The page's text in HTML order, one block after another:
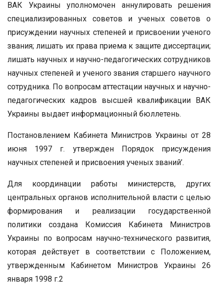
ВАК Украины уполномочен аннулировать решения
специализированных советов и ученых советов о
присуждении научных степеней и присвоении ученого
звания; лишать их права приема к защите диссертации;
лишать научных и научно-педагогических сотрудников
научных степеней и ученого звания старшего научного
сотрудника. По вопросам аттестации научных и научно-
педагогических кадров высшей квалификации ВАК
Украины выдает информационный бюллетень.
Постановлением Кабинета Министров Украины от 28
июня 1997 г. утвержден Порядок присуждения
научных степеней и присвоения ученых званий’.
Для координации работы министерств, других
центральных органов исполнительной власти с целью
формирования и реализации государственной
политики создана Комиссия Кабинета Министров
Украины по вопросам научно-технического развития,
которая действует в соответствии с Положением,
утвержденным Кабинетом Министров Украины 26
января 1998 г.2